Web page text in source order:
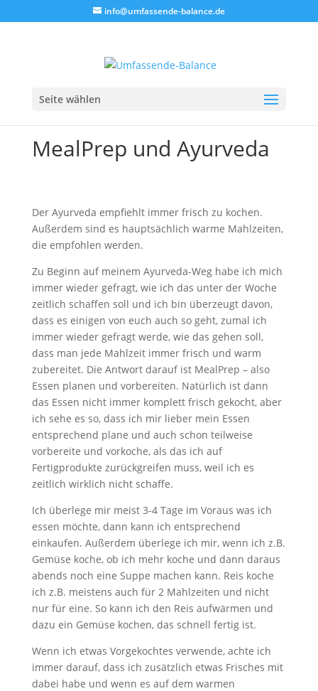
info@umfassende-balance.de
Seite wählen
MealPrep und Ayurveda
Der Ayurveda empfiehlt immer frisch zu kochen.
Außerdem sind es hauptsächlich warme Mahlzeiten,
die empfohlen werden.
Zu Beginn auf meinem Ayurveda-Weg habe ich mich
immer wieder gefragt, wie ich das unter der Woche
zeitlich schaffen soll und ich bin überzeugt davon,
dass es einigen von euch auch so geht, zumal ich
immer wieder gefragt werde, wie das gehen soll,
dass man jede Mahlzeit immer frisch und warm
zubereitet. Die Antwort darauf ist MealPrep – also
Essen planen und vorbereiten. Natürlich ist dann
das Essen nicht immer komplett frisch gekocht, aber
ich sehe es so, dass ich mir lieber mein Essen
entsprechend plane und auch schon teilweise
vorbereite und vorkoche, als das ich auf
Fertigprodukte zurückgreifen muss, weil ich es
zeitlich wirklich nicht schaffe.
Ich überlege mir meist 3-4 Tage im Voraus was ich
essen möchte, dann kann ich entsprechend
einkaufen. Außerdem überlege ich mir, wenn ich z.B.
Gemüse koche, ob ich mehr koche und dann daraus
abends noch eine Suppe machen kann. Reis koche
ich z.B. meistens auch für 2 Mahlzeiten und nicht
nur für eine. So kann ich den Reis aufwärmen und
dazu ein Gemüse kochen, das schnell fertig ist.
Wenn ich etwas Vorgekochtes verwende, achte ich
immer darauf, dass ich zusätzlich etwas Frisches mit
dabei habe und wenn es auf dem warmen